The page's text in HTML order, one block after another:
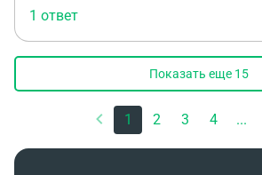
1 ответ
Показать еще 15
1 2 3 4 ...